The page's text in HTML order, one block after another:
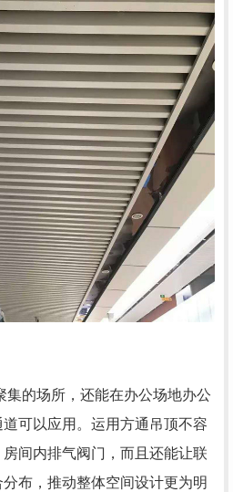
的场所，还能在办公场地办公
可以应用。运用方通吊顶不容
间内排气阀门，而且还能让联
布，推动整体空间设计更为明